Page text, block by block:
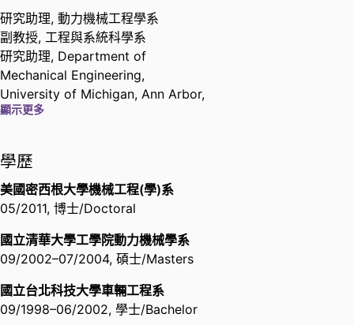
Outstanding Contribution in
Reviewing - Energy & Conversion
and Management
Elsevier,2016
科技部Ministry of Science and
Technology , 2015
國立中山大學National Sun Yat-Sen
University,2012
國科會-教育部菁英留學計畫公費獎
學金
研究助理, 動力機械工程學系
副教授, 工程與系統科學系
研究助理, Department of
Mechanical Engineering,
University of Michigan, Ann Arbor,
Michigan, USA
工程學系
副教授,
程學系
顯示更多
學歷
美國密西根大學機械工程(學)系
05/2011, 博士/Doctoral
國立清華大學工學院動力機械學系
09/2002–07/2004, 碩士/Masters
國立台北科技大學車輛工程系
09/1998–06/2002, 學士/Bachelor